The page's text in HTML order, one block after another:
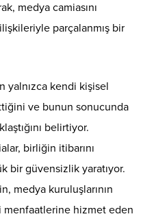
medya camiasını
ilişkileriyle parçalanmış bir
yalnızca kendi kişisel
ve bunun sonucunda
belirtiyor.
birliğin itibarını
bir güvensizlik yaratıyor.
medya kuruluşlarının
hizmet eden